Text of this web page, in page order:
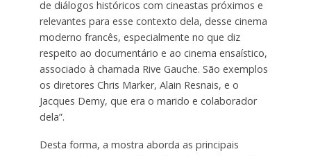
de diálogos históricos com cineastas próximos e
relevantes para esse contexto dela, desse cinema
moderno francês, especialmente no que diz
respeito ao documentário e ao cinema ensaístico,
associado à chamada Rive Gauche. São exemplos
os diretores Chris Marker, Alain Resnais, e o
Jacques Demy, que era o marido e colaborador
dela”.
Desta forma, a mostra aborda as principais